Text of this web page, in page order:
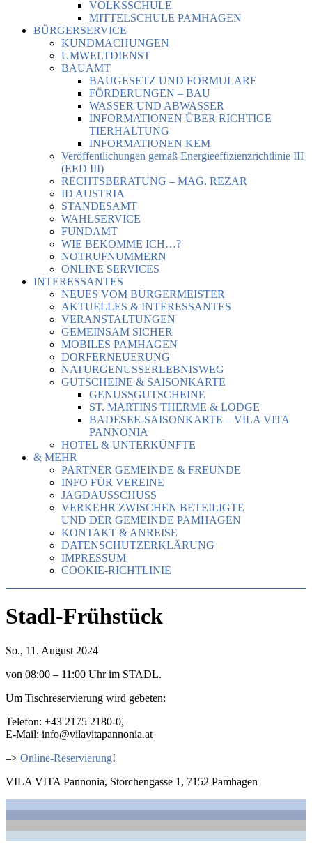
VOLKSSCHULE
MITTELSCHULE PAMHAGEN
BÜRGERSERVICE
KUNDMACHUNGEN
UMWELTDIENST
BAUAMT
BAUGESETZ UND FORMULARE
FÖRDERUNGEN – BAU
WASSER UND ABWASSER
INFORMATIONEN ÜBER RICHTIGE
TIERHALTUNG
INFORMATIONEN KEM
Veröffentlichungen gemäß Energieeffizienzrichtlinie III
(EED III)
RECHTSBERATUNG – MAG. REZAR
ID AUSTRIA
STANDESAMT
WAHLSERVICE
FUNDAMT
WIE BEKOMME ICH…?
NOTRUFNUMMERN
ONLINE SERVICES
INTERESSANTES
NEUES VOM BÜRGERMEISTER
AKTUELLES & INTERESSANTES
VERANSTALTUNGEN
GEMEINSAM SICHER
MOBILES PAMHAGEN
DORFERNEUERUNG
NATURGENUSSERLEBNISWEG
GUTSCHEINE & SAISONKARTE
GENUSSGUTSCHEINE
ST. MARTINS THERME & LODGE
BADESEE-SAISONKARTE – VILA VITA
PANNONIA
HOTEL & UNTERKÜNFTE
& MEHR
PARTNER GEMEINDE & FREUNDE
INFO FÜR VEREINE
JAGDAUSSCHUSS
VERKEHR ZWISCHEN BETEILIGTE
UND DER GEMEINDE PAMHAGEN
KONTAKT & ANREISE
DATENSCHUTZERKLÄRUNG
IMPRESSUM
COOKIE-RICHTLINIE
Stadl-Frühstück
So., 11. August 2024
von 08:00 – 11:00 Uhr im STADL.
Um Tischreservierung wird gebeten:
Telefon: +43 2175 2180-0,
E-Mail: info@vilavitapannonia.at
–> Online-Reservierung!
VILA VITA Pannonia, Storchengasse 1, 7152 Pamhagen